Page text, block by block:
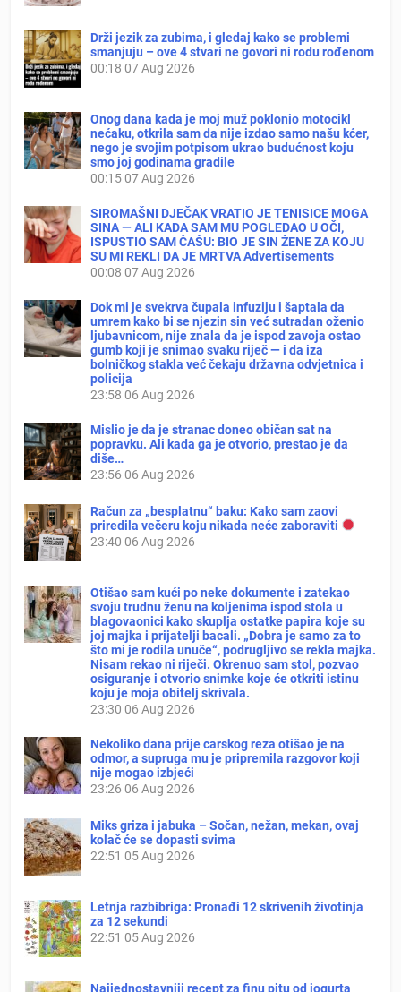
Drži jezik za zubima, i gledaj kako se problemi
smanjuju – ove 4 stvari ne govori ni rodu rođenom
00:18 07 Aug 2026
Onog dana kada je moj muž poklonio motocikl
nećaku, otkrila sam da nije izdao samo našu kćer,
nego je svojim potpisom ukrao budućnost koju
smo joj godinama gradile
00:1507 Aug 2026
SIROMAŠNI DJEČAK VRATIO JE TENISICE MOGA
SINA — ALI KADA SAM MU POGLEDAO U OČI,
ISPUSTIO SAM ČAŠU: BIO JE SIN ŽENE ZA KOJU
SU MI REKLI DA JE MRTVA Advertisements
00:08 07 Aug 2026
Dok mi je svekrva čupala infuziju i šaptala da
umrem kako bi se njezin sin već sutradan oženio
ljubavnicom, nije znala da je ispod zavoja ostao
gumb koji je snimao svaku riječ — i da iza
bolničkog stakla već čekaju državna odvjetnica i
policija
23:58 06 Aug 2026
Mislio je da je stranac doneo običan sat na
popravku. Ali kada ga je otvorio, prestao je da
diše…
23:56 06 Aug 2026
Račun za „besplatnu“ baku: Kako sam zaovi
priredila večeru koju nikada neće zaboraviti
23:40 06 Aug 2026
Otišao sam kući po neke dokumente i zatekao
svoju trudnu ženu na koljenima ispod stola u
blagovaonici kako skuplja ostatke papira koje su
joj majka i prijatelji bacali. „Dobra je samo za to
što mi je rodila unuče“, podrugljivo se rekla majka.
Nisam rekao ni riječi. Okrenuo sam stol, pozvao
osiguranje i otvorio snimke koje će otkriti istinu
koju je moja obitelj skrivala.
23:30 06 Aug 2026
Nekoliko dana prije carskog reza otišao je na
odmor, a supruga mu je pripremila razgovor koji
nije mogao izbjeći
23:26 06 Aug 2026
Miks griza i jabuka – Sočan, nežan, mekan, ovaj
kolač će se dopasti svima
22:51 05 Aug 2026
Letnja razbibriga: Pronađi 12 skrivenih životinja
za 12 sekundi
22:51 05 Aug 2026
Najjednostavniji recept za finu pitu od jogurta